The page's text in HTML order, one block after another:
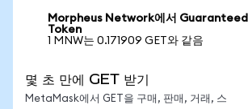
Morpheus Network에서
Token
1 MNW는 0.171909 GET와 같음
몇 초 만에 GET 받기
MetaMask에서 GET을 구매, 판매, 거래, 스